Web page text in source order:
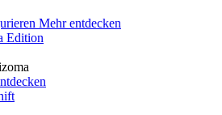
Mehr entdecken
Edition